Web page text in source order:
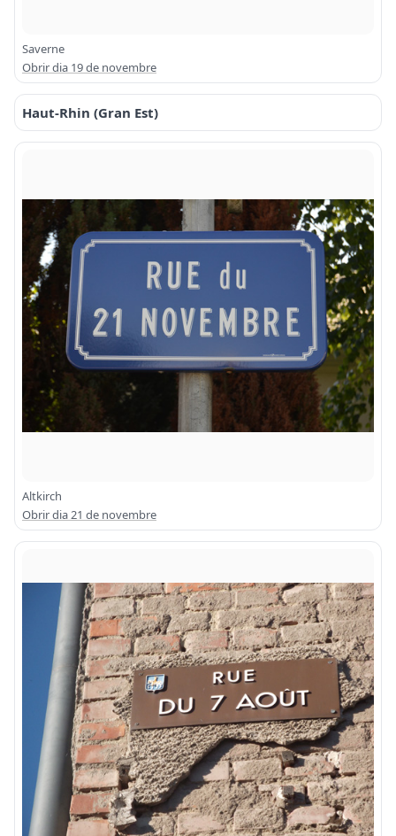
Saverne
Obrir dia 19 de novembre
Haut-Rhin (Gran Est)
Altkirch
Obrir dia 21 de novembre